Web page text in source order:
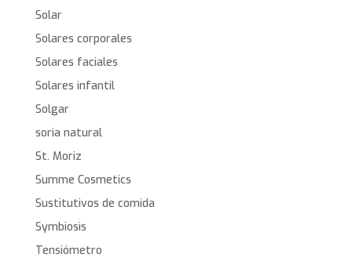
Solar
Solares corporales
Solares faciales
Solares infantil
Solgar
soria natural
St. Moriz
Summe Cosmetics
Sustitutivos de comida
Symbiosis
Tensiómetro